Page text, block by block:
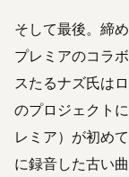
そして最後。締
プレミアのコラ
スたるナズ氏は
のプロジェクト
レミア）が初め
に録音した古い